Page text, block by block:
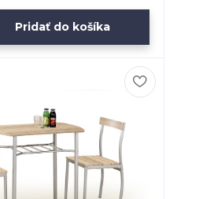
Pridať do košíka